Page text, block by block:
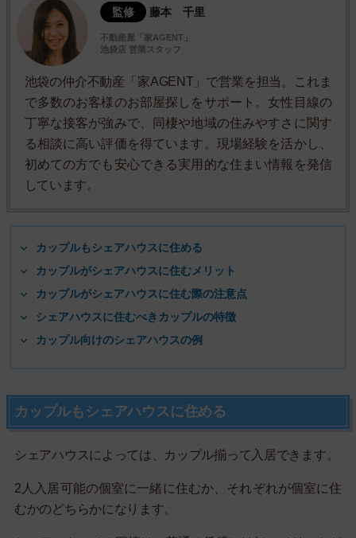
監修 藤本 千里
不動産屋「家AGENT」
池袋店 営業スタッフ
池袋の仲介不動産「家AGENT」で営業を担当。これま
で多数のお客様のお部屋探しをサポート。女性目線の
丁寧な接客が強みで、同棲や地域の住みやすさに関す
る相談に高い評価を得ています。現場経験を活かし、
初めての方でも安心できる実用的な住まい情報を発信
しています。
カップルもシェアハウスに住める
カップルがシェアハウスに住むメリット
カップルがシェアハウスに住む際の注意点
シェアハウスに住むべきカップルの特徴
カップル向けのシェアハウスの例
カップルもシェアハウスに住める
シェアハウスによっては、カップル揃って入居できます。
2人入居可能の個室に一緒に住むか、それぞれが個室に住
むかのどちらかになります。